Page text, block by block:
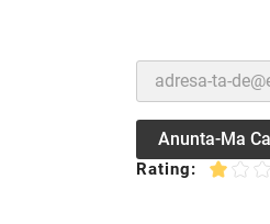
Anunta-Ma
Rating: